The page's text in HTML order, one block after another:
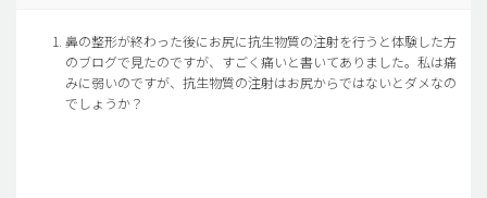
ご相談のお問い合わせ
鼻の整形が終わった後にお尻に抗生物質の注射を行うと体験した方
のブログで見たのですが、すごく痛いと書いてありました。私は痛
みに弱いのですが、抗生物質の注射はお尻からではないとダメなの
でしょうか？